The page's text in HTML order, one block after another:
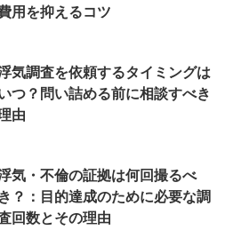
用を抑えるコツ
気調査を依頼するタイミングは
つ？問い詰める前に相談すべき
由
気・不倫の証拠は何回撮るべ
き？：目的達成のために必要な調
回数とその理由